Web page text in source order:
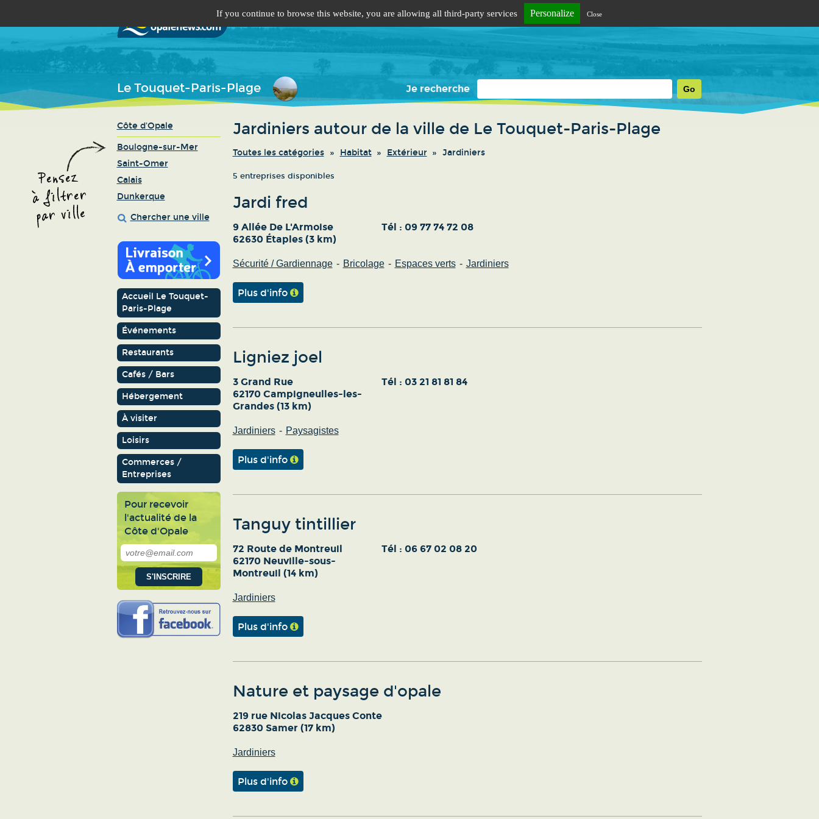
Le Touquet-Paris-Plage Je recherche
Côte d'Opale
Boulogne-sur-Mer
Saint-Omer
Calais
Dunkerque
Chercher une ville
Accueil Le Touquet-
Paris-Plage
Événements
Restaurants
Cafés / Bars
Hébergement
À visiter
Loisirs
Commerces /
Entreprises
Pour recevoir
l'actualité de la
Côte d'Opale
Jardiniers autour de la ville de Le Touquet-Paris-Plage
Toutes les catégories Habitat Extérieur Jardiniers
5 entreprises disponibles
Jardi fred
9 Allée De L'Armoise
62630 Étaples (3 km)
Tél : 09 77 74 72 08
Sécurité / Gardiennage Bricolage Espaces verts Jardiniers
Plus d'info
Ligniez joel
3 Grand Rue
62170 Campigneulles-les-
Grandes (13 km)
Tél : 03 21 81 81 84
Jardiniers Paysagistes
Plus d'info
Tanguy tintillier
72 Route de Montreuil
62170 Neuville-sous-
Montreuil (14 km)
Tél : 06 67 02 08 20
Jardiniers
Plus d'info
Nature et paysage d'opale
219 rue Nicolas Jacques Conte
62830 Samer (17 km)
Jardiniers
Plus d'info
If you continue to browse this website, you are allowing all third-party services Personalize Close